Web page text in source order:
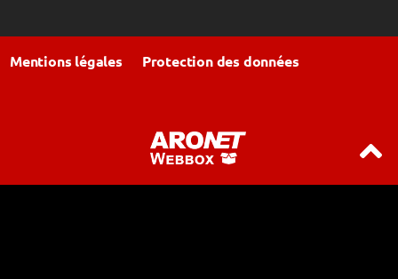
Mentions légales Protection des données